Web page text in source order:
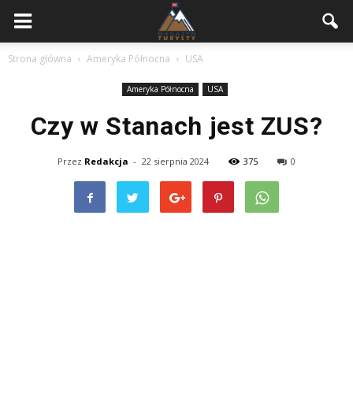
Strona główna Ameryka Północna USA
Ameryka Północna USA
Czy w Stanach jest ZUS?
Przez Redakcja - 22 sierpnia 2024 375 0